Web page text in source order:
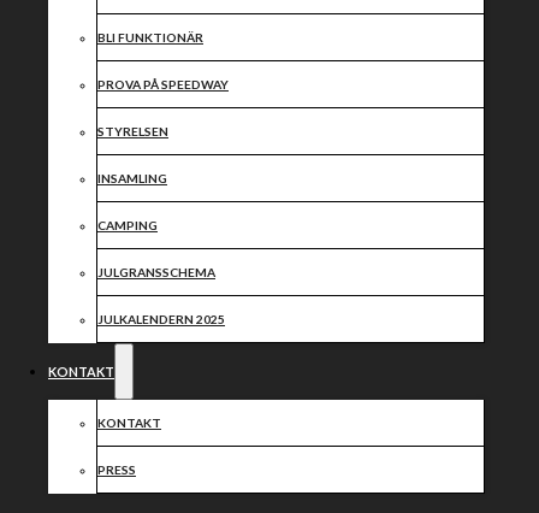
BLI FUNKTIONÄR
PROVA PÅ SPEEDWAY
STYRELSEN
INSAMLING
CAMPING
JULGRANSSCHEMA
JULKALENDERN 2025
KONTAKT
KONTAKT
PRESS